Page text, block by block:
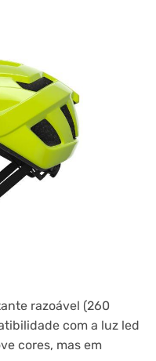
razoável (260
com a luz led
cores, mas em